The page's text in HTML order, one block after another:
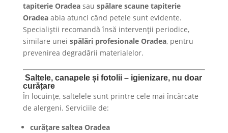
tapiterie Oradeasau spălare scaune tapiterie
Oradeaabia atunci când petele sunt evidente.
Specialiștii recomandă însă intervenții periodice,
similare unei spălări profesionale Oradea, pentru
prevenirea degradării materialelor.
Saltele, canapele și fotolii – igienizare, nu doar
curățare
În locuințe, saltelele sunt printre cele mai încărcate
de alergeni. Serviciile de:
curățare saltea Oradea